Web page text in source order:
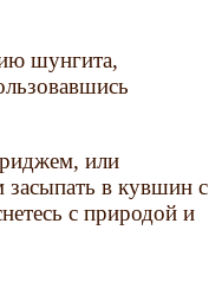
шунгита,
или
засыпать в кувшин с
с природой и